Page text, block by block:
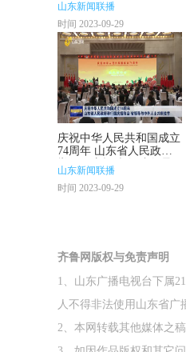
山东新闻联播
时间 2023-09-29
庆祝中华人民共和国成立
74周年 山东省人民政府
举行国庆招待会 省领导
与中外人士共庆佳节
山东新闻联播
时间 2023-09-29
齐鲁网版权与免责声明
1、山东广播电视台下属
人不得非法使用山东省广
2、本网转载其他媒体之